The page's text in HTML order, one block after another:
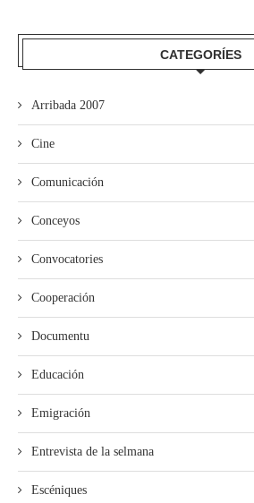
CATEGORÍES
Arribada 2007
Cine
Comunicación
Conceyos
Convocatories
Cooperación
Documentu
Educación
Emigración
Entrevista de la selmana
Escéniques